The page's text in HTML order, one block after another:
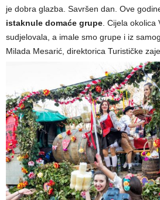
je dobra glazba. Savršen dan. Ove
istaknule domaće grupe . Cijela
sudjelovala, a imale smo grupe i iz
Milada Mesarić, direktorica Turističke